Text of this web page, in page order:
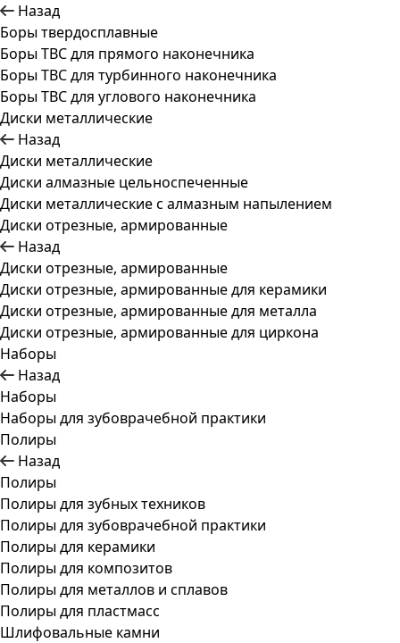
Назад
Боры твердосплавные
Боры ТВС для прямого наконечника
Боры ТВС для турбинного наконечника
Боры ТВС для углового наконечника
Диски металлические
Назад
Диски металлические
Диски алмазные цельноспеченные
Диски металлические с алмазным напылением
Диски отрезные, армированные
Назад
Диски отрезные, армированные
Диски отрезные, армированные для керамики
Диски отрезные, армированные для металла
Диски отрезные, армированные для циркона
Наборы
Назад
Наборы
Наборы для зубоврачебной практики
Полиры
Назад
Полиры
Полиры для зубных техников
Полиры для зубоврачебной практики
Полиры для керамики
Полиры для композитов
Полиры для металлов и сплавов
Полиры для пластмасс
Шлифовальные камни